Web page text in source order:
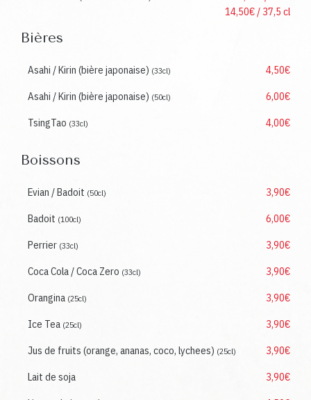
14,50€ / 37,5 cl
Bières
Asahi / Kirin (bière japonaise) (33cl)
4,50€
Asahi / Kirin (bière japonaise) (50cl)
6,00€
TsingTao (33cl) 4,00€
Boissons
Evian / Badoit (50cl)
3,90€
Badoit (100cl)
6,00€
Perrier (33cl)
3,90€
Coca Cola / Coca Zero (33cl)
3,90€
Orangina (25cl)
3,90€
Ice Tea (25cl)
3,90€
Jus de fruits (orange, ananas, coco, lychees) (25cl)
3,90€
Lait de soja
3,90€